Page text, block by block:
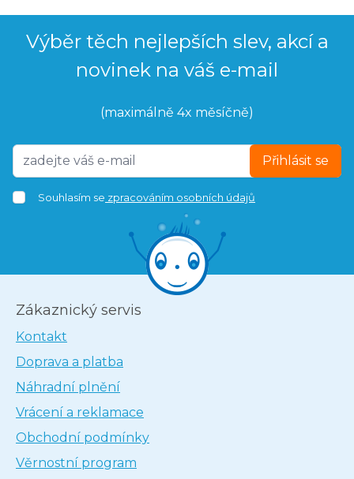
Výběr těch nejlepších slev, akcí a
novinek na váš e-mail
(maximálně 4x měsíčně)
Přihlásit se
Souhlasím se zpracováním osobních údajů
Zákaznický servis
Kontakt
Doprava a platba
Náhradní plnění
Vrácení a reklamace
Obchodní podmínky
Věrnostní program